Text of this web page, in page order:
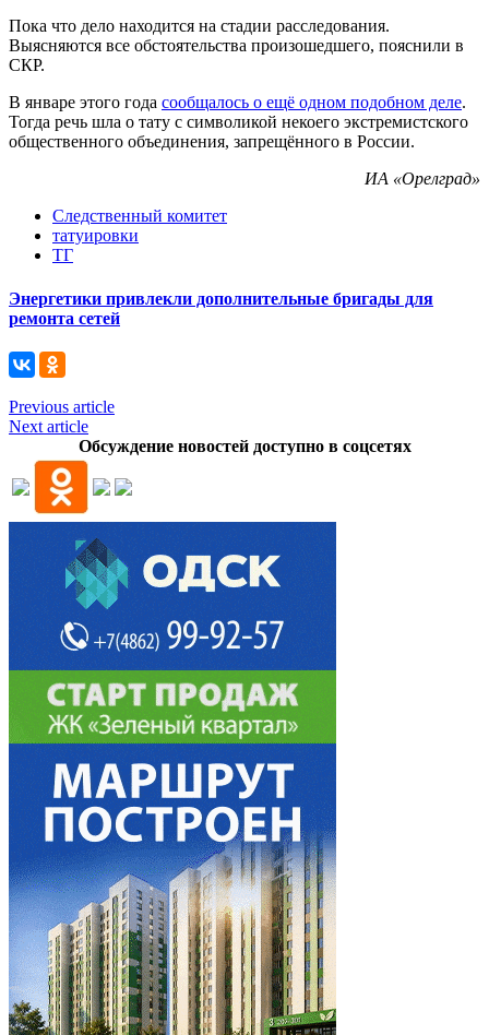
Пока что дело находится на стадии расследования.
Выясняются все обстоятельства произошедшего, пояснили в
СКР.
В январе этого года сообщалось о ещё одном подобном деле.
Тогда речь шла о тату с символикой некоего экстремистского
общественного объединения, запрещённого в России.
ИА «Орелград»
Следственный комитет
татуировки
ТГ
Энергетики привлекли дополнительные бригады для
ремонта сетей
Previous article
Next article
Обсуждение новостей доступно в соцсетях